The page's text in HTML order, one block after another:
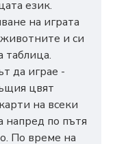
език.
на играта
и си
таблица.
да играе -
цвят
на всеки
напред по пътя
По време на